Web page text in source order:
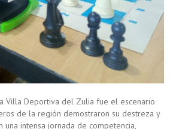
Villa Deportiva del Zulia fue el escenario
de la región demostraron su destreza y
una intensa jornada de competencia,